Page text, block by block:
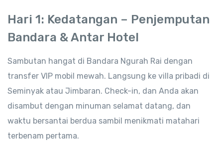
Hari 1: Kedatangan – Penjemputan
Bandara & Antar Hotel
Sambutan hangat di Bandara Ngurah Rai dengan
transfer VIP mobil mewah. Langsung ke villa pribadi di
Seminyak atau Jimbaran. Check-in, dan Anda akan
disambut dengan minuman selamat datang, dan
waktu bersantai berdua sambil menikmati matahari
terbenam pertama.